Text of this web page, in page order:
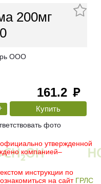
200мг
ООО
161.2 руб
фото
утвержденной
компанией–
инструкции по
на сайт ГРЛС